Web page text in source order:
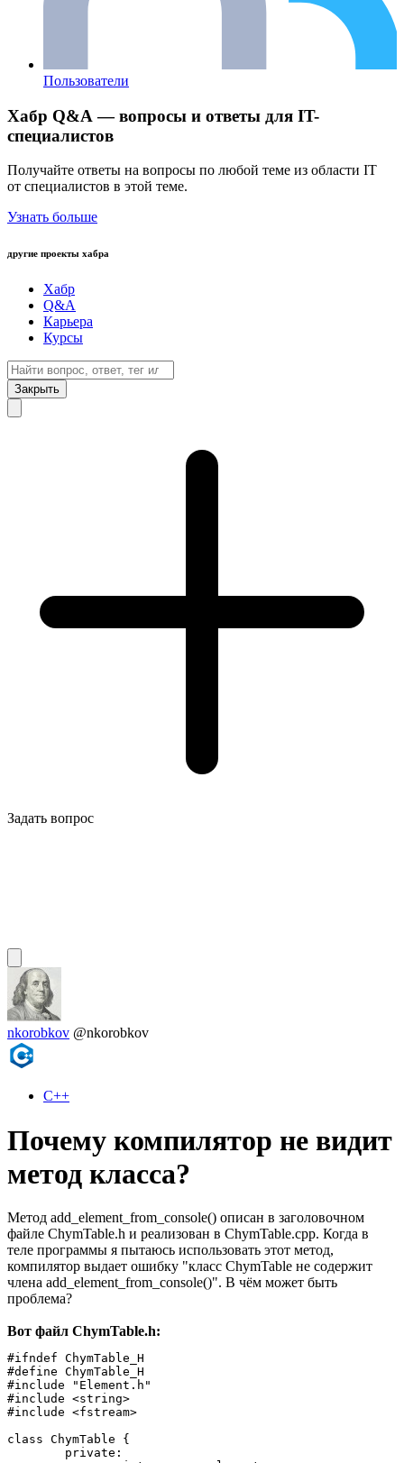
Пользователи
Хабр Q&A — вопросы и ответы для IT-
специалистов
Получайте ответы на вопросы по любой теме из области IT
от специалистов в этой теме.
Узнать больше
другие проекты хабра
Хабр
Q&A
Карьера
Курсы
Закрыть
Задать вопрос
nkorobkov @nkorobkov
C++
Почему компилятор не видит
метод класса?
Метод add_element_from_console() описан в заголовочном
файле ChymTable.h и реализован в ChymTable.cpp. Когда в
теле программы я пытаюсь использовать этот метод,
компилятор выдает ошибку "класс ChymTable не содержит
члена add_element_from_console()". В чём может быть
проблема?
Вот файл ChymTable.h:
#ifndef ChymTable_H
#define ChymTable_H
#include "Element.h"
#include <string>
#include <fstream>
class ChymTable {